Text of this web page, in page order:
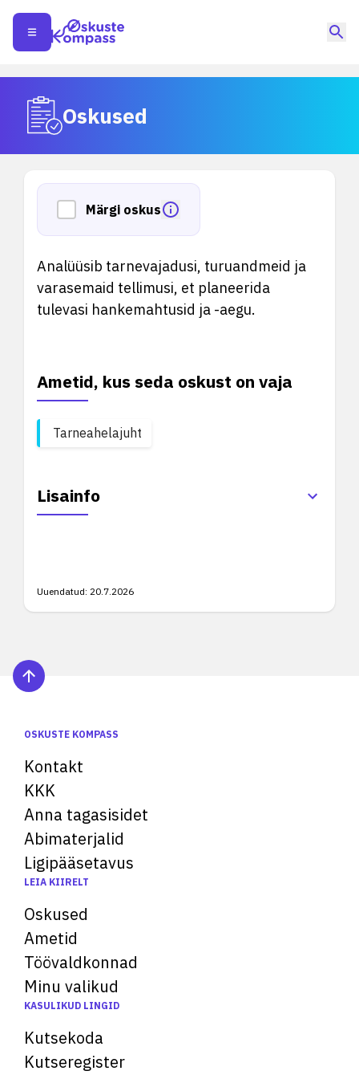
Oskused
Märgi oskus
Analüüsib tarnevajadusi, turuandmeid ja
varasemaid tellimusi, et planeerida
tulevasi hankemahtusid ja -aegu.
Ametid, kus seda oskust on vaja
Tarneahelajuht
Lisainfo
Uuendatud: 20.7.2026
OSKUSTE KOMPASS
Kontakt
KKK
Anna tagasisidet
Abimaterjalid
Ligipääsetavus
LEIA KIIRELT
Oskused
Ametid
Töövaldkonnad
Minu valikud
KASULIKUD LINGID
Kutsekoda
Kutseregister